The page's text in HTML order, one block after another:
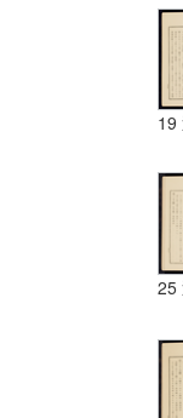
19
25